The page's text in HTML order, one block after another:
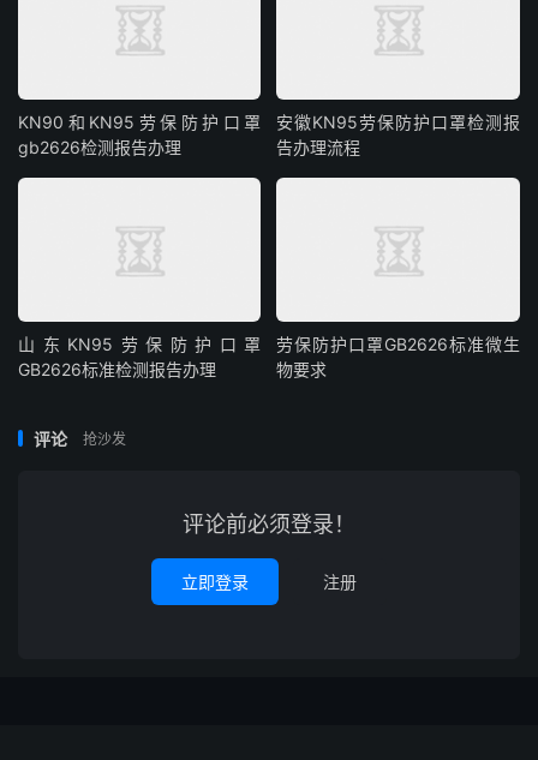
KN90和KN95劳保防护口罩
gb2626检测报告办理
安徽KN95劳保防护口罩检测报
告办理流程
山东KN95劳保防护口罩
GB2626标准检测报告办理
劳保防护口罩GB2626标准微生
物要求
评论 抢沙发
评论前必须登录！
立即登录 注册